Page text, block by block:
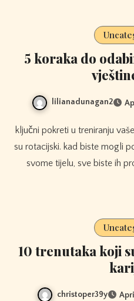
5 koraka do
lilianadunagan2
ključni pokreti u treniranju vašeg tijela za moderni golf zamah
su rotacijski. kad biste mogli
svome tijelu, sve biste ih
10 trenutaka koji
christoper39y